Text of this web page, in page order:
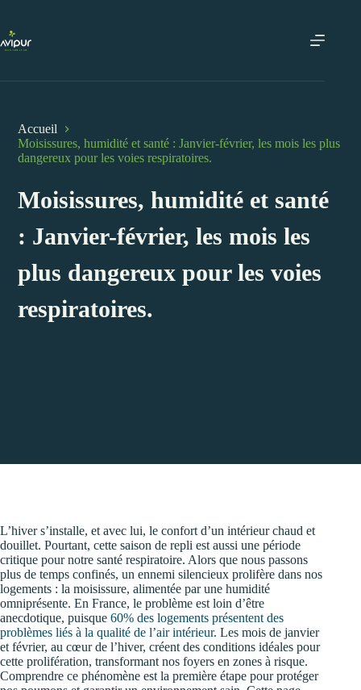
contenu
Accueil
Moisissures, humidité et santé : Janvier-février, les mois les plus
dangereux pour les voies respiratoires.
Moisissures, humidité et santé
: Janvier-février, les mois les
plus dangereux pour les voies
respiratoires.
L’hiver s’installe, et avec lui, le confort d’un intérieur chaud et
douillet. Pourtant, cette saison de repli est aussi une période
critique pour notre santé respiratoire. Alors que nous passons
plus de temps confinés, un ennemi silencieux prolifère dans nos
logements : la moisissure, alimentée par une humidité
omniprésente. En France, le problème est loin d’être
anecdotique, puisque 60% des logements présentent des
problèmes liés à la qualité de l’air intérieur. Les mois de janvier
et février, au cœur de l’hiver, créent des conditions idéales pour
cette prolifération, transformant nos foyers en zones à risque.
Comprendre ce phénomène est la première étape pour protéger